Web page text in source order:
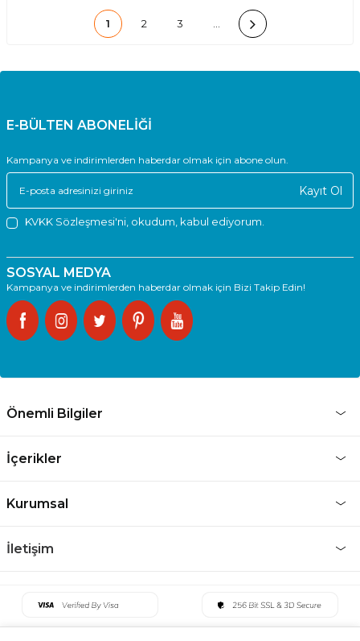
1 2 3
E-BÜLTEN ABONELİĞİ
Kampanya ve indirimlerden haberdar olmak için abone olun.
Kayıt Ol
KVKK Sözleşmesi'ni , okudum, kabul ediyorum.
SOSYAL MEDYA
Kampanya ve indirimlerden haberdar olmak için Bizi Takip Edin!
Önemli Bilgiler
İçerikler
Kurumsal
İletişim